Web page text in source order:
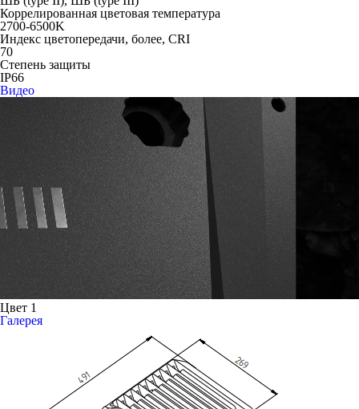
Коррелированная цветовая температура
2700-6500K
Индекс цветопередачи, более, CRI
70
Степень защиты
IP66
Видео
Цвет 1
Галерея